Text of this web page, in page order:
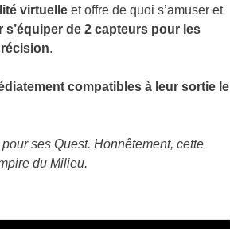
virtuelleet offre de quoi s’amuser et
s’équiper de 2 capteurs pour les
.
compatibles à leur sortie le
ses Quest. Honnêtement, cette
du Milieu.